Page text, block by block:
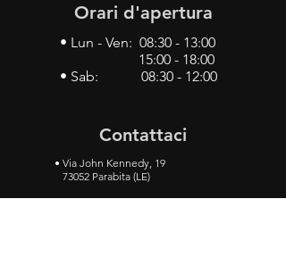
Orari d'apertura
• Lun - Ven: 08:30 - 13:00
15:00 - 18:00
• Sab: 08:30 - 12:00
Contattaci
• Via John Kennedy, 19
73052 Parabita (LE)
• Tel:0833 50 93 30